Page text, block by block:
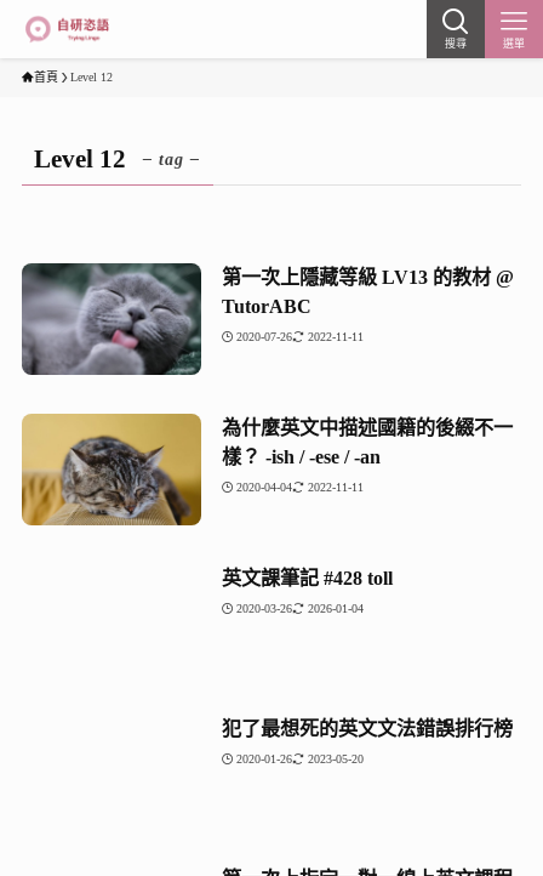
搜尋 選單
首頁 Level 12
Level 12 – tag –
第一次上隱藏等級 LV13 的教材 @
TutorABC
2020-07-26 2022-11-11
為什麼英文中描述國籍的後綴不一
樣？ -ish / -ese / -an
2020-04-04 2022-11-11
英文課筆記 #428 toll
2020-03-26 2026-01-04
犯了最想死的英文文法錯誤排行榜
2020-01-26 2023-05-20